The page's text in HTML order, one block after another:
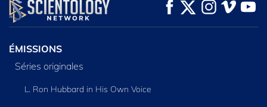
ÉMISSIONS
Séries originales
L. Ron Hubbard in His Own Voice